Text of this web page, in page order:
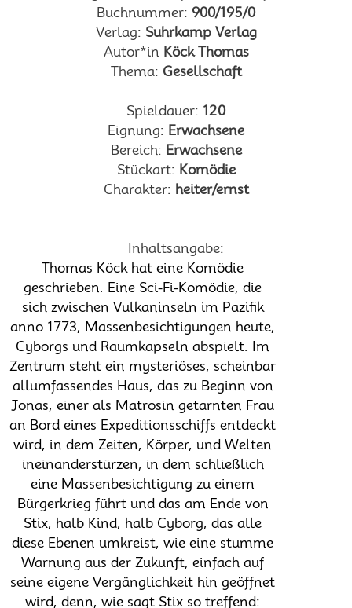
Buchnummer: 900/195/0
Verlag: Suhrkamp Verlag
Autor*in Köck Thomas
Thema: Gesellschaft
Spieldauer: 120
Eignung: Erwachsene
Bereich: Erwachsene
Stückart: Komödie
Charakter: heiter/ernst
Inhaltsangabe:
Thomas Köck hat eine Komödie
geschrieben. Eine Sci-Fi-Komödie, die
sich zwischen Vulkaninseln im Pazifik
anno 1773, Massenbesichtigungen heute,
Cyborgs und Raumkapseln abspielt. Im
Zentrum steht ein mysteriöses, scheinbar
allumfassendes Haus, das zu Beginn von
Jonas, einer als Matrosin getarnten Frau
an Bord eines Expeditionsschiffs entdeckt
wird, in dem Zeiten, Körper, und Welten
ineinanderstürzen, in dem schließlich
eine Massenbesichtigung zu einem
Bürgerkrieg führt und das am Ende von
Stix, halb Kind, halb Cyborg, das alle
diese Ebenen umkreist, wie eine stumme
Warnung aus der Zukunft, einfach auf
seine eigene Vergänglichkeit hin geöffnet
wird, denn, wie sagt Stix so treffend: